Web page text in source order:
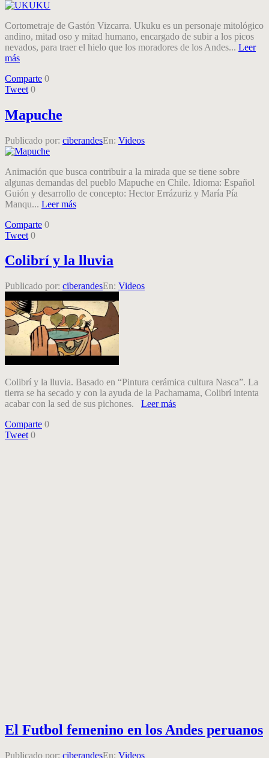
Cortometraje de Gastón Vizcarra. Ukuku es un personaje mitológico
andino, mitad oso y mitad humano, encargado de subir a los picos
nevados, para traer el hielo que los moradores de los Andes... Leer
más
Comparte 0
Tweet 0
Mapuche
Publicado por: ciberandesEn: Videos
Animación que busca contribuir a la mirada que se tiene sobre
algunas demandas del pueblo Mapuche en Chile. Idioma: Español
Guión y desarrollo de concepto: Hector Errázuriz y María Pía
Manqu... Leer más
Comparte 0
Tweet 0
Colibrí y la lluvia
Publicado por: ciberandesEn: Videos
Colibrí y la lluvia. Basado en “Pintura cerámica cultura Nasca”. La
tierra se ha secado y con la ayuda de la Pachamama, Colibrí intenta
acabar con la sed de sus pichones. Leer más
Comparte 0
Tweet 0
El Futbol femenino en los Andes peruanos
Publicado por: ciberandesEn: Videos